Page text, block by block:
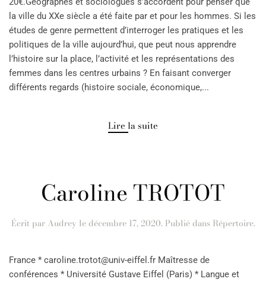
la ville du XXe siècle a été faite par et pour les hommes. Si les
études de genre permettent d’interroger les pratiques et les
politiques de la ville aujourd’hui, que peut nous apprendre
l’histoire sur la place, l’activité et les représentations des
femmes dans les centres urbains ? En faisant converger
différents regards (histoire sociale, économique,...
Lire la suite
Caroline TROTOT
Écrit par Audrey ledécembre 17, 2020. Publié dans Répertoire.
France * caroline.trotot@univ-eiffel.fr Maîtresse de
conférences * Université Gustave Eiffel (Paris) * Langue et